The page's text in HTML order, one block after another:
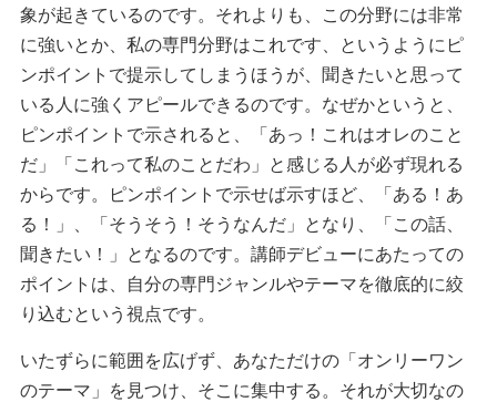
象が起きているのです。それよりも、この分野には非常
に強いとか、私の専門分野はこれです、というようにピ
ンポイントで提示してしまうほうが、聞きたいと思って
いる人に強くアピールできるのです。なぜかというと、
ピンポイントで示されると、「あっ！これはオレのこと
だ」「これって私のことだわ」と感じる人が必ず現れる
からです。ピンポイントで示せば示すほど、「ある！あ
る！」、「そうそう！そうなんだ」となり、「この話、
聞きたい！」となるのです。講師デビューにあたっての
ポイントは、自分の専門ジャンルやテーマを徹底的に絞
り込むという視点です。
いたずらに範囲を広げず、あなただけの「オンリーワン
のテーマ」を見つけ、そこに集中する。それが大切なの